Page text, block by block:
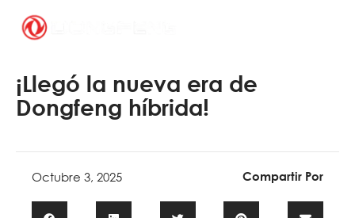
contenido
¡Llegó la nueva era de
Dongfeng híbrida!
Octubre 3, 2025 Compartir Por